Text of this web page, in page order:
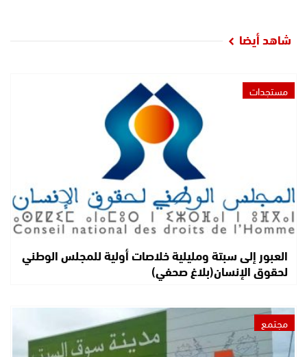
شاهد أيضا
مستجدات
العبور إلى سبتة ومليلية خلاصات أولية للمجلس الوطني
لحقوق الإنسان(بلاغ صحفي)
مجتمع